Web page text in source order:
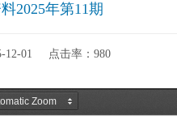
2025年第11期
12-01 点击率： 980